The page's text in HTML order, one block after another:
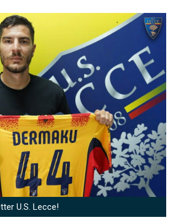
U.S. Lecce!